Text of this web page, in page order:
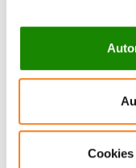
Vers un
Ces résultats
une perspective
signature par
quels sont les